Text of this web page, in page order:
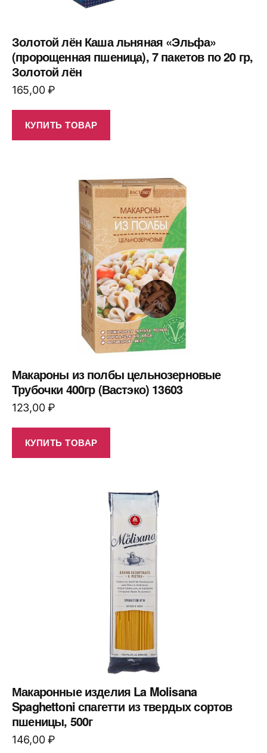
Золотой лён Каша льняная «Эльфа»
(пророщенная пшеница), 7 пакетов по 20 гр,
Золотой лён
165,00₽
КУПИТЬ ТОВАР
Макароны из полбы цельнозерновые
Трубочки 400гр (Вастэко) 13603
123,00₽
КУПИТЬ ТОВАР
Макаронные изделия La Molisana
Spaghettoni спагетти из твердых сортов
пшеницы, 500г
146,00₽